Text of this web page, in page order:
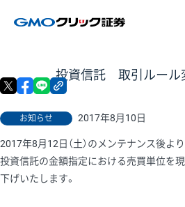
投資信託 取引ルール
お知らせ 2017年8月10日
X facebook
2017年8月12日（土）のメンテナンス後より
投資信託の金額指定における売買単位を
下げいたします。